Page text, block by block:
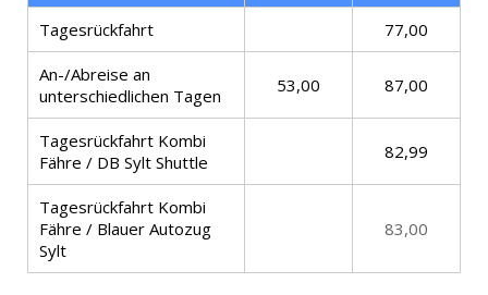
Tagesrückfahrt 77,00
An-/Abreise an
unterschiedlichen Tagen
53,00 87,00
Tagesrückfahrt Kombi
Fähre / DB Sylt Shuttle
82,99
Tagesrückfahrt Kombi
Fähre / Blauer Autozug
Sylt
83,00